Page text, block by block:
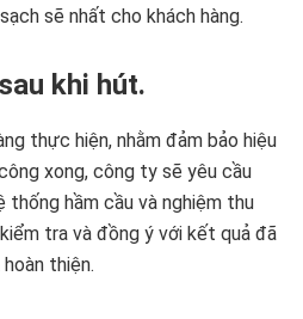
sẽ nhất cho khách hàng.
khi hút.
thực hiện, nhằm đảm bảo hiệu
xong, công ty sẽ yêu cầu
thống hầm cầu và nghiệm thu
tra và đồng ý với kết quả đã
thiện.